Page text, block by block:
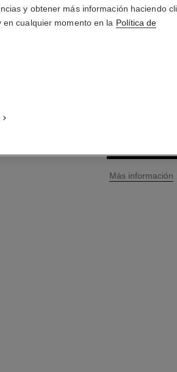
Aceite Hidratante
Más información
↩
Más información
y obtener más información haciendo
cualquier momento en la Política de